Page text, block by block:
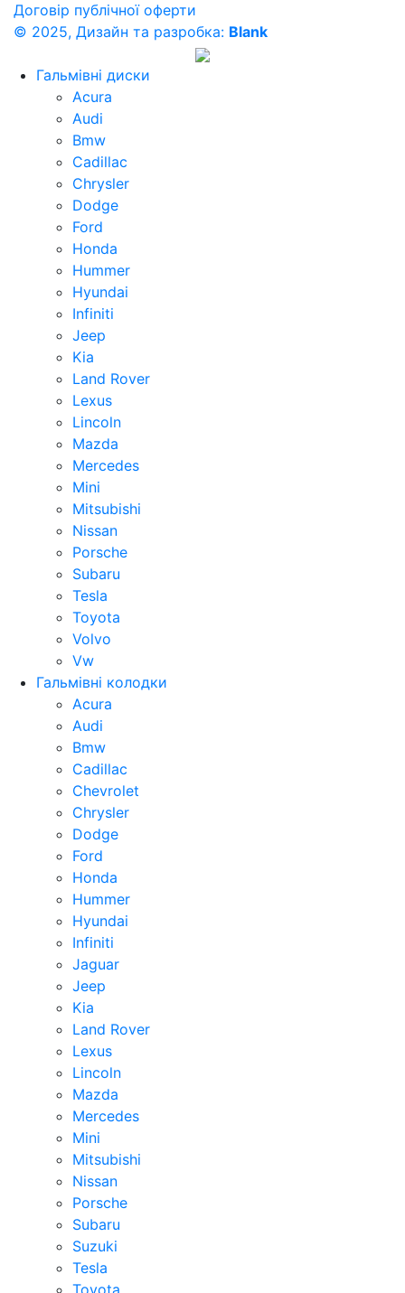
Договір публічної оферти
© 2025, Дизайн та разробка: Blank
Гальмівні диски
Acura
Audi
Bmw
Cadillac
Chrysler
Dodge
Ford
Honda
Hummer
Hyundai
Infiniti
Jeep
Kia
Land Rover
Lexus
Lincoln
Mazda
Mercedes
Mini
Mitsubishi
Nissan
Porsche
Subaru
Tesla
Toyota
Volvo
Vw
Гальмівні колодки
Acura
Audi
Bmw
Cadillac
Chevrolet
Chrysler
Dodge
Ford
Honda
Hummer
Hyundai
Infiniti
Jaguar
Jeep
Kia
Land Rover
Lexus
Lincoln
Mazda
Mercedes
Mini
Mitsubishi
Nissan
Porsche
Subaru
Suzuki
Tesla
Toyota